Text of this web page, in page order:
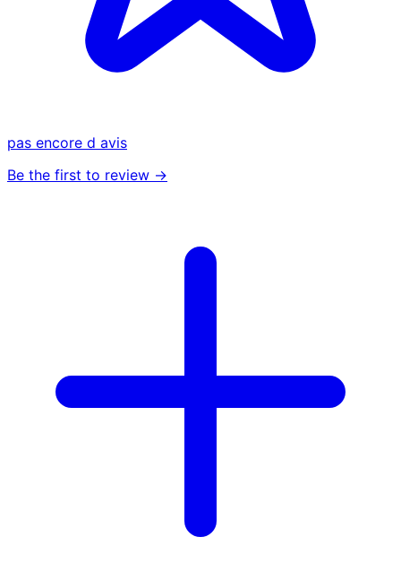
pas encore d avis
Be the first to review →